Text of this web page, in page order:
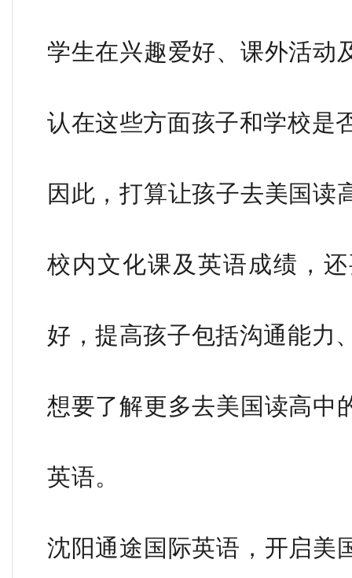
学生在兴趣爱好、课外活动
认在这些方面孩子和学校是
因此，打算让孩子去美国读
校内文化课及英语成绩，
好，提高孩子包括沟通能力
想要了解更多去美国读高中
英语。
沈阳通途国际英语，开启美